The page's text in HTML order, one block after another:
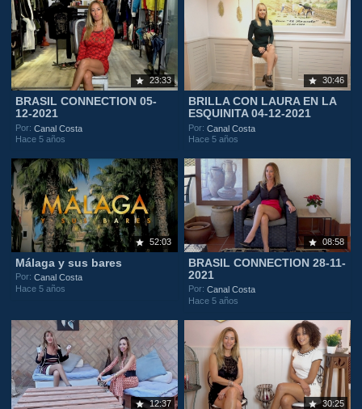
23:33
BRASIL CONNECTION 05-
12-2021
Por:Canal Costa
Hace 5 años
30:46
BRILLA CON LAURA EN LA
ESQUINITA 04-12-2021
Por:Canal Costa
Hace 5 años
52:03
Málaga y sus bares
Por:Canal Costa
Hace 5 años
08:58
BRASIL CONNECTION 28-11-
2021
Por:Canal Costa
Hace 5 años
12:37 30:25